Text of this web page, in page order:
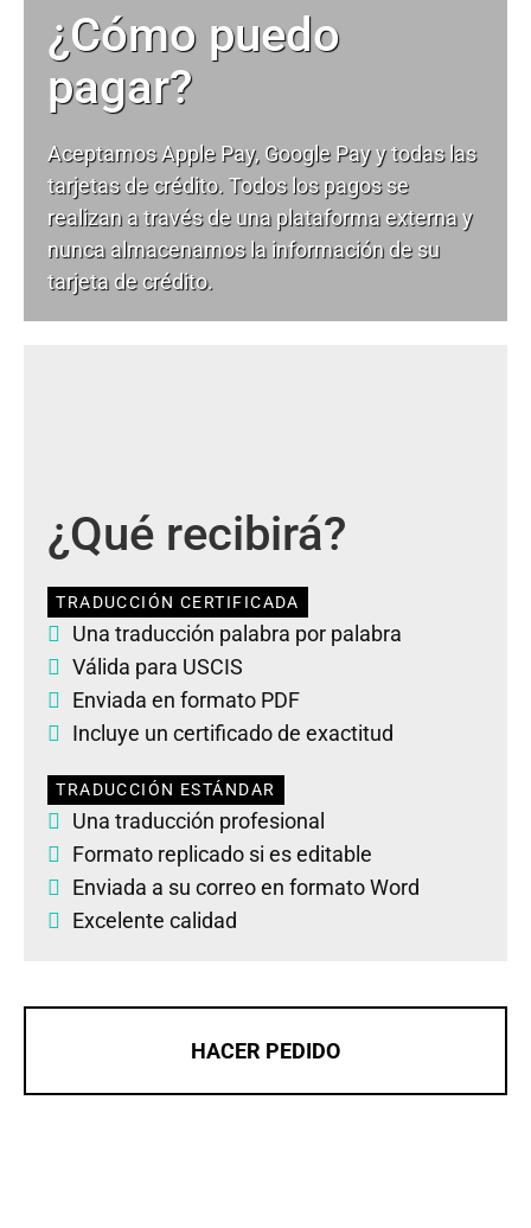
¿Cómo puedo
pagar?
Aceptamos Apple Pay, Google Pay y todas las
tarjetas de crédito. Todos los pagos se
realizan a través de una plataforma externa y
nunca almacenamos la información de su
tarjeta de crédito.
¿Qué recibirá?
TRADUCCIÓN CERTIFICADA
Una traducción palabra por palabra
Válida para USCIS
Enviada en formato PDF
Incluye un certificado de exactitud
TRADUCCIÓN ESTÁNDAR
Una traducción profesional
Formato replicado si es editable
Enviada a su correo en formato Word
Excelente calidad
HACER PEDIDO